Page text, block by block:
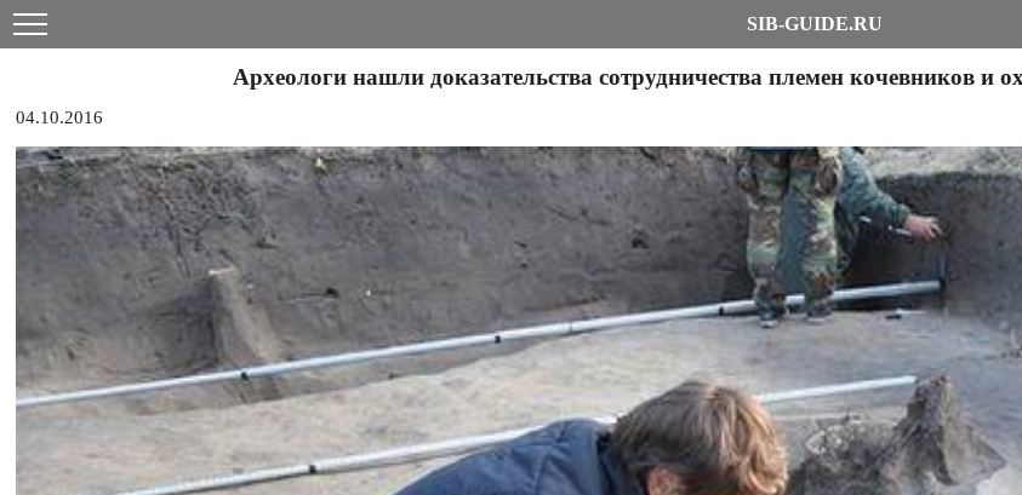
SIB-GUIDE.RU
Археологи нашли доказательства сотрудничества племен кочевников и
04.10.2016